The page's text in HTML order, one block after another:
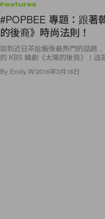
Features
#POPBEE 專題：跟著
的後裔》時尚法則！
談到近日茶餘飯後最熱門的話題
的 KBS 韓劇《太陽的後裔》！這
By Emily.W/2016年3月18日